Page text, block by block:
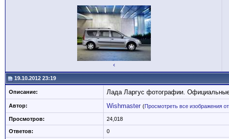
‹
19.10.2012 23:19
Описание: Лада Ларгус фотографии.
Автор: Wishmaster (Просмотреть все изображения
Просмотров: 24,018
Ответов: 0